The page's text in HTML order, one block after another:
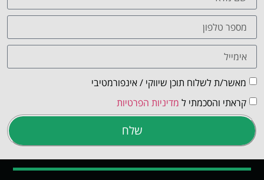
מאשר/ת לשלוח תוכן שיווקי / אינפורמטיבי
קראתי והסכמתי ל מדיניות הפרטיות
שלח